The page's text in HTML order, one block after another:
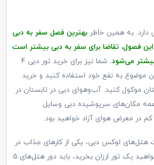
دارد. به همین خاطر بهترین فصل سفر به دبی
فصول، تقاضا برای سفر به دبی بیشتر است
می‌شود.
شما نیز برای خرید تور دبی 4
از این موضوع به نفع خود استفاده کنید و خرید
را به تابستان موکول کنید. آب‌وهوای دبی در تابستان در
مکان‌های سرپوشیده دبی وسایل
در معرض هوای آزاد خواهید بود.
لوکس دبی، یکی از کارهای جذاب در
سفر به این شهر است؛ اما اگر بخواهید یک تور ارزان بخرید، باید دور هتل‌های ۵